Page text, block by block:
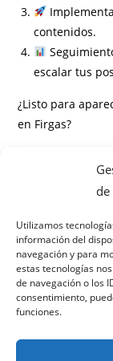
Utilizamos
información del
navegación y para
estas tecnologías
de navegación o los
consentimiento,
funciones.
contenidos.
escalar tus
¿Listo para
en Firgas?
Preguntas
¿Cuánto
en Firgas?
¿Necesito un
¿Puedo seguir
¿Cómo miden